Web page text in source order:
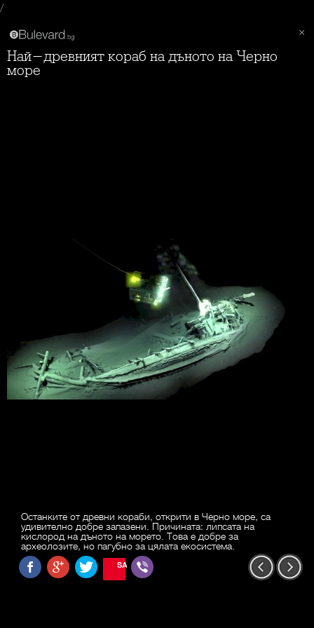
/
Най-древният кораб на дъното на Черно
море
Останките от древни кораби, открити в Черно море, са
удивително добре запазени. Причината: липсата на
кислород на дъното на морето. Това е добре за
археолозите, но пагубно за цялата екосистема.
SAVE